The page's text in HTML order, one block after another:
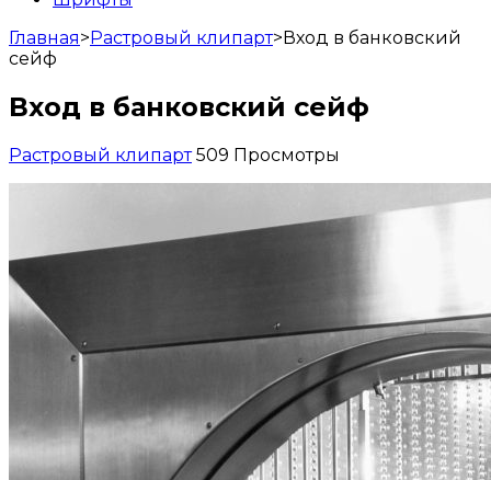
Главная>Растровый клипарт>Вход в банковский
сейф
Вход в банковский сейф
Растровый клипарт 509 Просмотры